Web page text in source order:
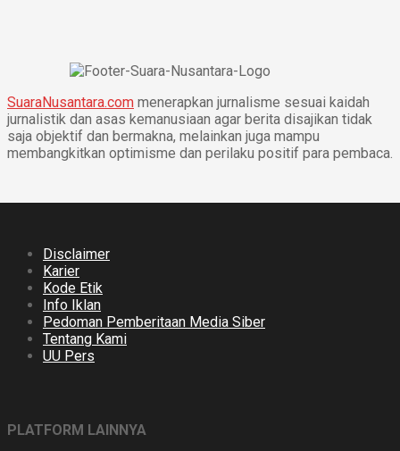
SuaraNusantara.com menerapkan jurnalisme sesuai kaidah
jurnalistik dan asas kemanusiaan agar berita disajikan tidak
saja objektif dan bermakna, melainkan juga mampu
membangkitkan optimisme dan perilaku positif para pembaca.
Disclaimer
Karier
Kode Etik
Info Iklan
Pedoman Pemberitaan Media Siber
Tentang Kami
UU Pers
PLATFORM LAINNYA